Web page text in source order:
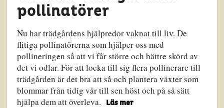
pollinatörer
Nu har trädgårdens hjälpredor vaknat till liv. De
flitiga pollinatörerna som hjälper oss med
pollineringen så att vi får större och bättre skörd av
det vi odlar. För att locka till sig flera pollinerare till
trädgården är det bra att så och plantera växter som
blommar från tidig vår till sen höst och på så sätt
hjälpa dem att överleva.
Läs mer